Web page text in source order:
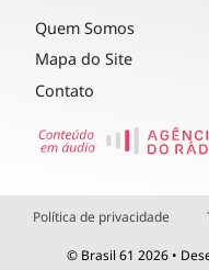
Quem Somos
Mapa do Site
Contato
Política de privacidade
© Brasil 61 2026 •